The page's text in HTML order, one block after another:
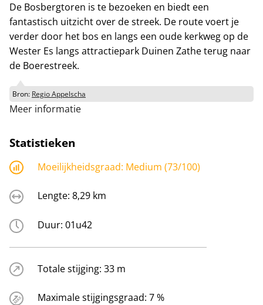
De Bosbergtoren is te bezoeken en biedt een
fantastisch uitzicht over de streek. De route voert je
verder door het bos en langs een oude kerkweg op de
Wester Es langs attractiepark Duinen Zathe terug naar
de Boerestreek.
Bron: Regio Appelscha
Meer informatie
Statistieken
Moeilijkheidsgraad: Medium (73/100)
Lengte: 8,29 km
Duur: 01u42
Totale stijging: 33 m
Maximale stijgingsgraad: 7 %